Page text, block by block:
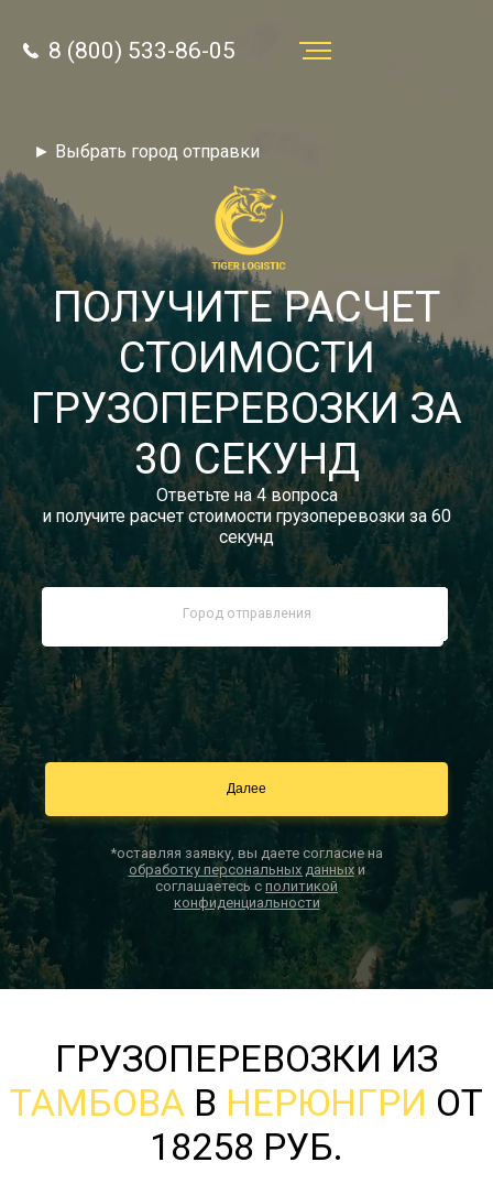
8 (800) 533-86-05
Звонок по России бесплатный
autotransport24@yandex.ru
Заказать звонок
Тарифы
Отзывы
Статьи
Новости
Документы
Контакты
► Выбрать город отправки
8 (800) 533-86-05
ПОЛУЧИТЕ РАСЧЕТ
СТОИМОСТИ
ГРУЗОПЕРЕВОЗКИ ЗА
30 СЕКУНД
Ответьте на 4 вопроса
и получите расчет стоимости грузоперевозки за 60
секунд
*оставляя заявку, вы даете согласие на
обработку персональных данныхи
соглашаетесь с политикой
конфиденциальности
ГРУЗОПЕРЕВОЗКИ ИЗ
ТАМБОВА В НЕРЮНГРИ ОТ
18258 РУБ.